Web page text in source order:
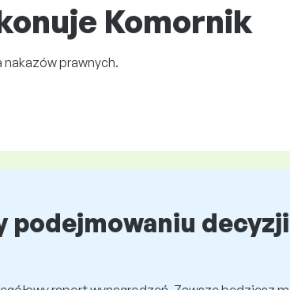
Komornik
prawnych.
podejmowaniu